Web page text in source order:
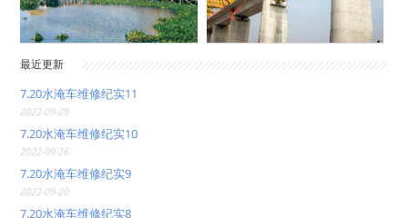
最近更新
7.20水淹车维修纪实11
2022-09-29
7.20水淹车维修纪实10
2022-09-26
7.20水淹车维修纪实9
2022-09-20
7.20水淹车维修纪实8